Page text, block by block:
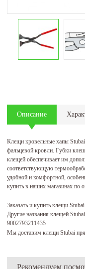
Описание
Клещи кровельные хапы
фальцевой кровли. Губки
клещей обеспечивает им
соответствующую
удобной и комфортной,
купить в наших магазинах по
Заказать и купить клещи
Другие названия клещей
9002793211435
Мы доставим клещи Stubai
Рекомендуем